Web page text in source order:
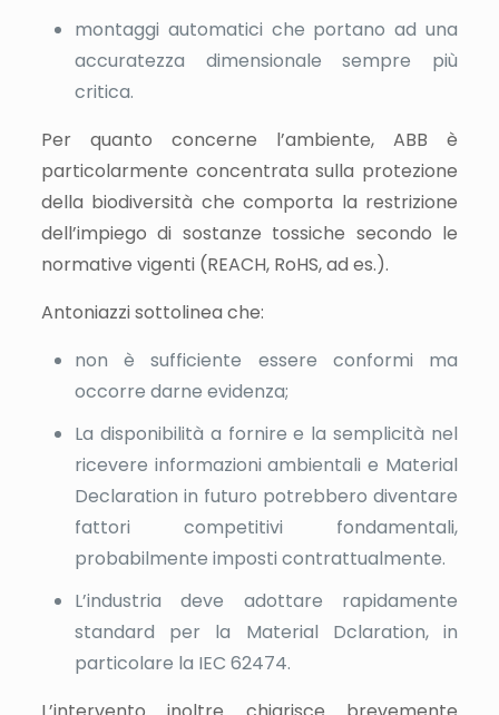
montaggi automatici che portano ad una
accuratezza dimensionale sempre più
critica.
Per quanto concerne l’ambiente, ABB è
particolarmente concentrata sulla protezione
della biodiversità che comporta la restrizione
dell’impiego di sostanze tossiche secondo le
normative vigenti (REACH, RoHS, ad es.).
Antoniazzi sottolinea che:
non è sufficiente essere conformi ma
occorre darne evidenza;
La disponibilità a fornire e la semplicità nel
ricevere informazioni ambientali e Material
Declaration in futuro potrebbero diventare
fattori competitivi fondamentali,
probabilmente imposti contrattualmente.
L’industria deve adottare rapidamente
standard per la Material Dclaration, in
particolare la IEC 62474.